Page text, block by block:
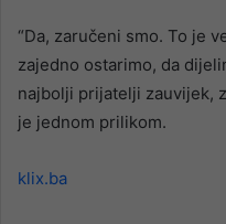
“Da, zaručeni smo. To je
zajedno ostarimo, da
najbolji prijatelji zauvijek,
je jednom prilikom.
klix.ba